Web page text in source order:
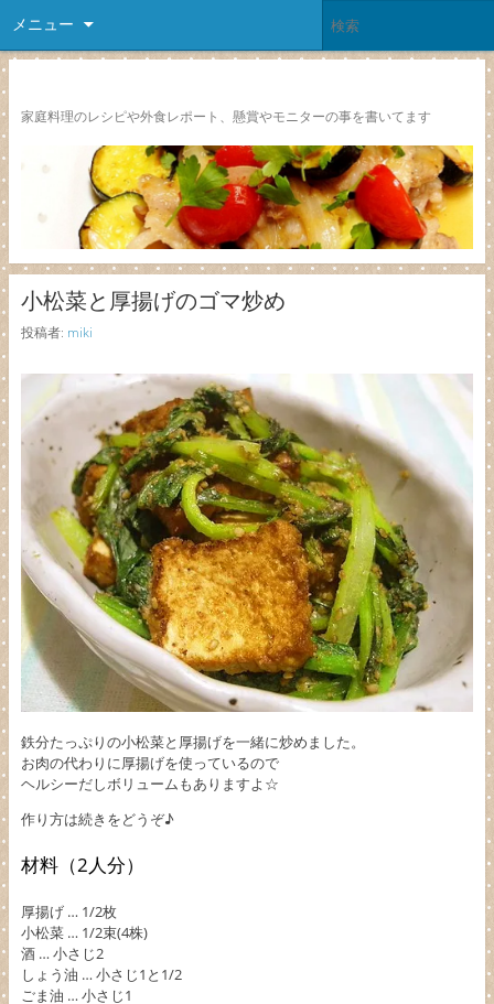
メニュー
家庭料理のレシピや外食レポート、懸賞やモニターの事を書いてます
小松菜と厚揚げのゴマ炒め
投稿者: miki
鉄分たっぷりの小松菜と厚揚げを一緒に炒めました。
お肉の代わりに厚揚げを使っているので
ヘルシーだしボリュームもありますよ☆
作り方は続きをどうぞ♪
材料（2人分）
厚揚げ … 1/2枚
小松菜 … 1/2束(4株)
酒 … 小さじ2
しょう油 … 小さじ1と1/2
ごま油 … 小さじ1